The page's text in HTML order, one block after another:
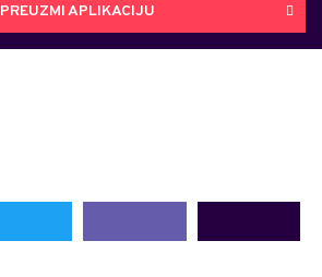
PREUZMI APLIKACIJU